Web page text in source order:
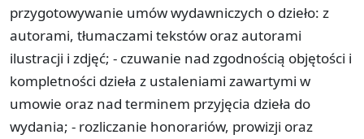
przygotowywanie umów wydawniczych o dzieło: z
autorami, tłumaczami tekstów oraz autorami
ilustracji i zdjęć; - czuwanie nad zgodnością objętości i
kompletności dzieła z ustaleniami zawartymi w
umowie oraz nad terminem przyjęcia dzieła do
wydania; - rozliczanie honorariów, prowizji oraz